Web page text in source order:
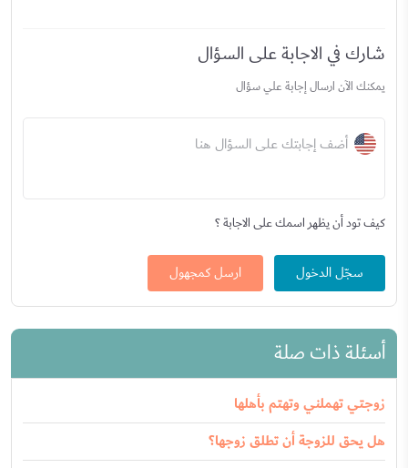
شارك في الاجابة على السؤال
يمكنك الآن ارسال إجابة علي سؤال
أضف إجابتك على السؤال هنا
كيف تود أن يظهر اسمك على الاجابة ؟
سجّل الدخول ارسل كمجهول
أسئلة ذات صلة
زوجتي تهملني وتهتم بأهلها
هل يحق للزوجة أن تطلق زوجها؟